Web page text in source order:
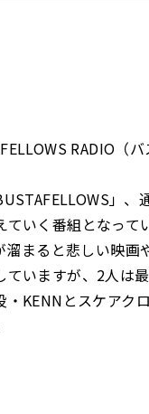
RADIO（
」、
いく番組となって
まると悲しい映画
いますが、2人は
KENNとスケアク